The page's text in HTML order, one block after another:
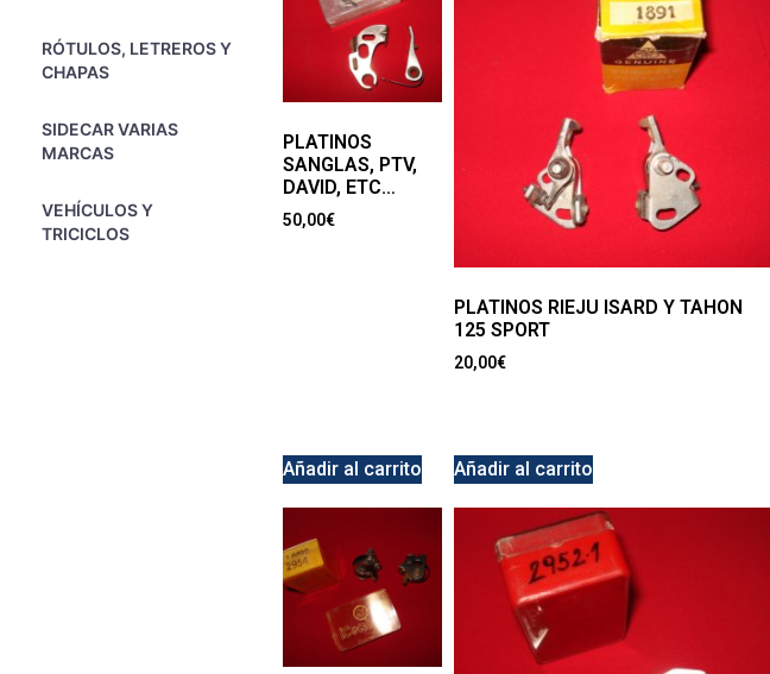
RÓTULOS, LETREROS Y
CHAPAS
SIDECAR VARIAS
MARCAS
VEHÍCULOS Y
TRICICLOS
PLATINOS
SANGLAS, PTV,
DAVID, ETC…
50,00€
Añadir al carrito
PLATINOS RIEJU ISARD Y TAHON
125 SPORT
20,00€
Añadir al carrito